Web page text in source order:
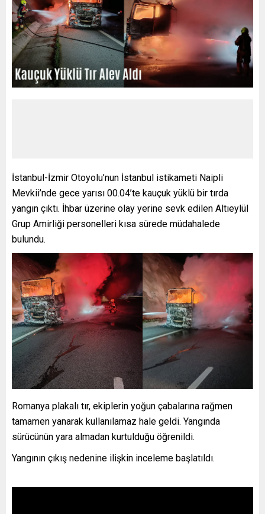
İstanbul-İzmir Otoyolu’nun İstanbul istikameti Naipli
Mevkii’nde gece yarısı 00.04’te kauçuk yüklü bir tırda
yangın çıktı. İhbar üzerine olay yerine sevk edilen Altıeylül
Grup Amirliği personelleri kısa sürede müdahalede
bulundu.
Romanya plakalı tır, ekiplerin yoğun çabalarına rağmen
tamamen yanarak kullanılamaz hale geldi. Yangında
sürücünün yara almadan kurtulduğu öğrenildi.
Yangının çıkış nedenine ilişkin inceleme başlatıldı.